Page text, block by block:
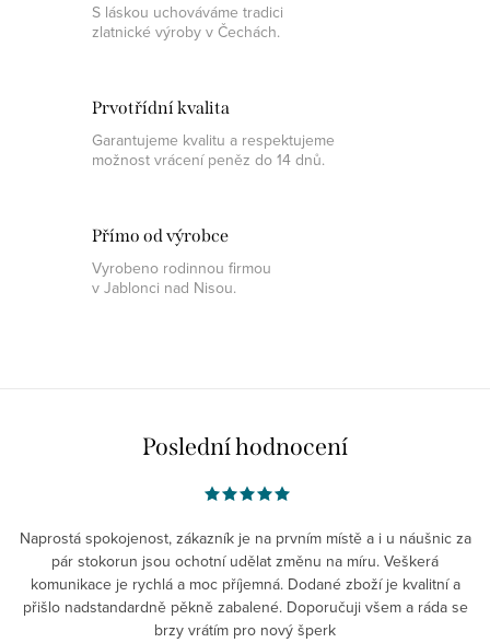
S láskou uchováváme tradici
zlatnické výroby v Čechách.
Prvotřídní kvalita
Garantujeme kvalitu a respektujeme
možnost vrácení peněz do 14 dnů.
Přímo od výrobce
Vyrobeno rodinnou firmou
v Jablonci nad Nisou.
Poslední hodnocení
Naprostá spokojenost, zákazník je na prvním místě a i u náušnic za
pár stokorun jsou ochotní udělat změnu na míru. Veškerá
komunikace je rychlá a moc příjemná. Dodané zboží je kvalitní a
přišlo nadstandardně pěkně zabalené. Doporučuji všem a ráda se
brzy vrátím pro nový šperk